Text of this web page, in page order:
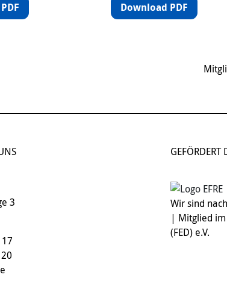
Download PDF
3
GEFÖRDERT
Wir sind
| Mitglied im
(FED) e.V.